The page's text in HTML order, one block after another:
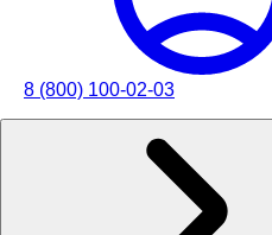
8 (800) 100-02-03